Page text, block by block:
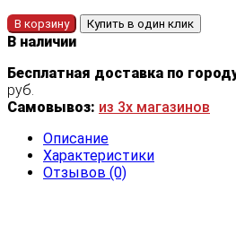
В корзину Купить в один клик
В наличии
Бесплатная доставка по
руб.
Самовывоз: из 3х магазинов
Описание
Характеристики
Отзывов (0)